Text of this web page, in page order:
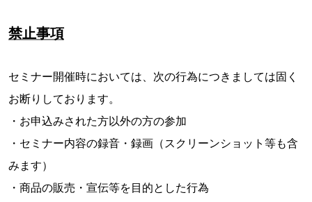
禁止事項
セミナー開催時においては、次の行為につきましては固く
お断りしております。
・お申込みされた方以外の方の参加
・セミナー内容の録音・録画（スクリーンショット等も含
みます）
・商品の販売・宣伝等を目的とした行為